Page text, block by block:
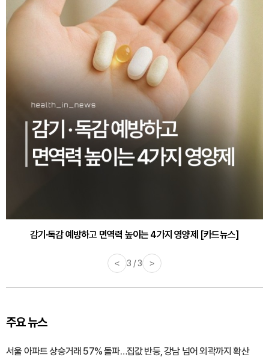
감기·독감 예방하고 면역력 높이는 4가지 영양제 [카드뉴스]
< 3 / 3 >
주요 뉴스
서울 아파트 상승거래 57% 돌파…집값 반등, 강남 넘어 외곽까지 확산